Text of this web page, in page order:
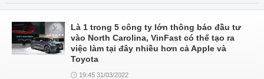
Là 1 trong 5 công ty lớn thông báo đầu tư
vào North Carolina, VinFast có thể tạo ra
việc làm tại đây nhiều hơn cả Apple và
Toyota
19:45 31/03/2022